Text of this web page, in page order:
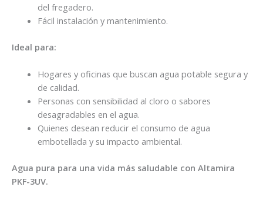
del fregadero.
Fácil instalación y mantenimiento.
Ideal para:
Hogares y oficinas que buscan agua potable segura y
de calidad.
Personas con sensibilidad al cloro o sabores
desagradables en el agua.
Quienes desean reducir el consumo de agua
embotellada y su impacto ambiental.
Agua pura para una vida más saludable con Altamira
PKF-3UV.